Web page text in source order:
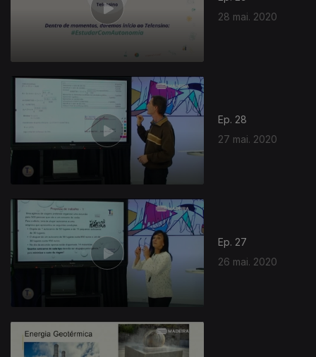
28 mai. 2020
Ep. 28
27 mai. 2020
Ep. 27
26 mai. 2020